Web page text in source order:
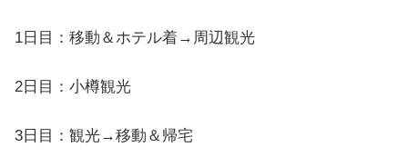
1日目：移動＆ホテル着→周辺観光
2日目：小樽観光
3日目：観光→移動＆帰宅